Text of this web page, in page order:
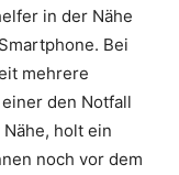
in der Nähe
Bei
mehrere
den Notfall
Nähe, holt ein
noch vor dem